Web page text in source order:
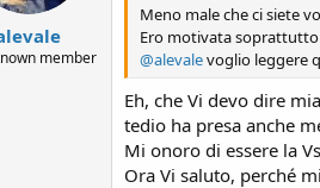
z
i
o
member
Meno male che ci siete
Ero motivata
@alevalevoglio leggere
Eh, che Vi devo dire
tedio ha presa anche
Mi onoro di essere la
Ora Vi saluto, perché